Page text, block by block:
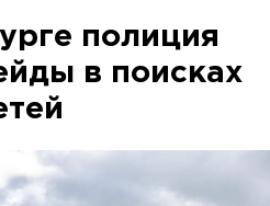
полиция
в поисках